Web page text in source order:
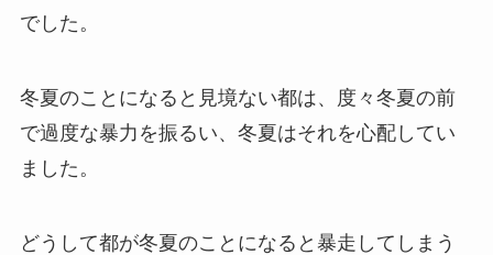
でした。
冬夏のことになると見境ない都は、度々冬夏の前
で過度な暴力を振るい、冬夏はそれを心配してい
ました。
どうして都が冬夏のことになると暴走してしまう